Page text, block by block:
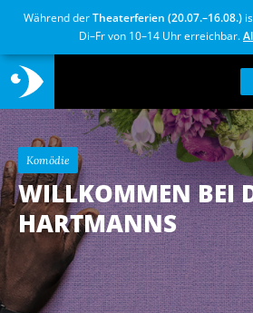
Während derTheaterferien (20.07.–16.08.)
Di–Fr von 10–14 Uhr erreichbar.
Komödie
WILLKOMMEN BEI
HARTMANNS